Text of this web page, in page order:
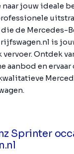
jouw ideale
de Mercedes-
is
Ontdek
aanbod en ervaar
Sprinter